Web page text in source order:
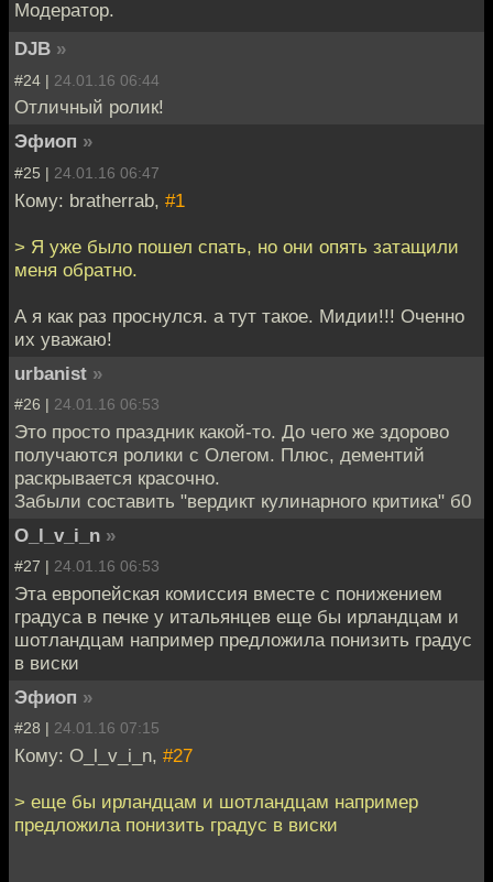
Модератор.
DJB »
#24 | 24.01.16 06:44
Отличный ролик!
Эфиоп »
#25 | 24.01.16 06:47
Кому: bratherrab, #1
> Я уже было пошел спать, но они опять затащили
меня обратно.
А я как раз проснулся. а тут такое. Мидии!!! Оченно
их уважаю!
urbanist »
#26 | 24.01.16 06:53
Это просто праздник какой-то. До чего же здорово
получаются ролики с Олегом. Плюс, дементий
раскрывается красочно.
Забыли составить "вердикт кулинарного критика" б0
O_l_v_i_n »
#27 | 24.01.16 06:53
Эта европейская комиссия вместе с понижением
градуса в печке у итальянцев еще бы ирландцам и
шотландцам например предложила понизить градус
в виски
Эфиоп »
#28 | 24.01.16 07:15
Кому: O_l_v_i_n, #27
> еще бы ирландцам и шотландцам например
предложила понизить градус в виски